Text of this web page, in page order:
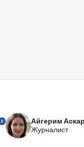
Айгерим
Журналист